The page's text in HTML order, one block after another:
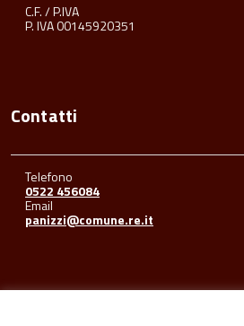
C.F. / P.IVA
P. IVA 00145920351
Contatti
Telefono
0522 456084
Email
panizzi@comune.re.it